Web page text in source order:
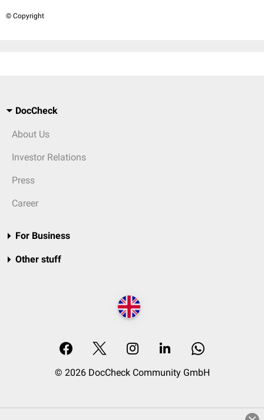
© Copyright
DocCheck
About Us
Investor Relations
Press
Career
For Business
Other stuff
© 2026 DocCheck Community GmbH